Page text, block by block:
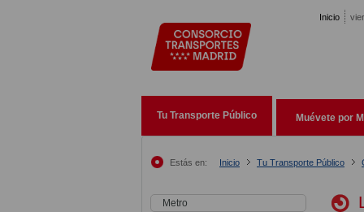
Inicio
Tu Transporte Público Muévete por
Estás en: Inicio Tu Transporte Público
Metro